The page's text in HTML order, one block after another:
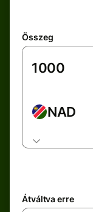
Összeg
NAD
Átváltva erre